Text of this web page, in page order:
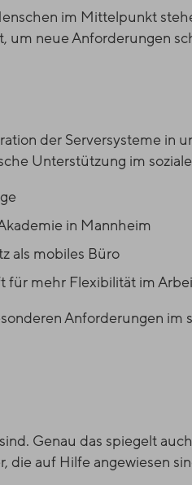
im Mittelpunkt
um neue Anforderungen
der Serversysteme in
Unterstützung im
in Mannheim
als mobiles Büro
für mehr Flexibilität im
Anforderungen im
Genau das spiegelt
die auf Hilfe angewiesen